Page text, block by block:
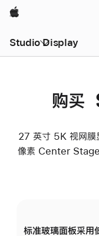
Apple
Studio Display
购买
27 英寸 5K 视网膜
像素 Center Stage
标准玻璃面板采用